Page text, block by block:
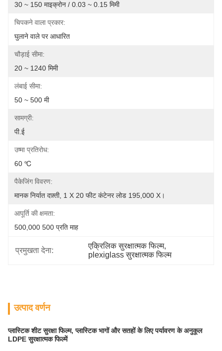
30 ~ 150 माइक्रोन / 0.03 ~ 0.15 मिमी
चिपकने वाला प्रकार:
घुलाने वाले पर आधारित
चौड़ाई सीमा:
20 ~ 1240 मिमी
लंबाई सीमा:
50 ~ 500 मी
सामग्री:
पी.ई
उष्मा प्रतिरोध:
60 ℃
पैकेजिंग विवरण:
मानक निर्यात दफ़्ती, 1 X 20 फीट कंटेनर लोड 195,000 X।
आपूर्ति की क्षमता:
500,000 500 प्रति माह
प्रमुखता देना:
एक्रिलिक सुरक्षात्मक फिल्म,
plexiglass सुरक्षात्मक फिल्म
उत्पाद वर्णन
प्लास्टिक शीट सुरक्षा फिल्म, प्लास्टिक भागों और सतहों के लिए पर्यावरण के अनुकूल
LDPE सुरक्षात्मक फिल्में